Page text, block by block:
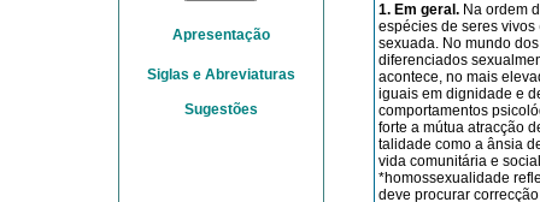
Apresentação
Siglas e Abreviaturas
Sugestões
1. Em geral. Na ordem
espécies de seres
sexuada. No mundo
diferenciados
acontece, no mais
iguais em dignidade e
comportamentos
forte a mútua atracção
talidade como a ânsia
vida comunitária e
*homos­se­xualidade
deve procurar